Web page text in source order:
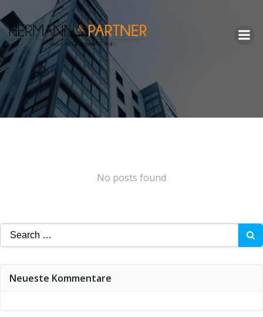
springen
No posts found
Search
for:
Neueste Kommentare